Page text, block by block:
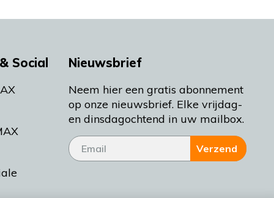
Social Nieuwsbrief
Neem hier een gratis abonnement
op onze nieuwsbrief. Elke vrijdag-
en dinsdagochtend in uw mailbox.
Verzend